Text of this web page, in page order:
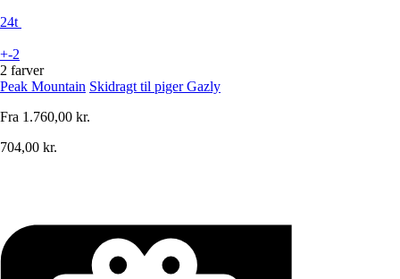
24t
+-2
2 farver
Peak Mountain Skidragt til piger Gazly
Fra 1.760,00 kr.
704,00 kr.